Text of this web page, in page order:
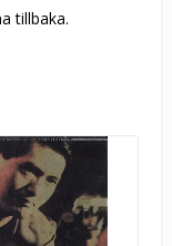
tillbaka.